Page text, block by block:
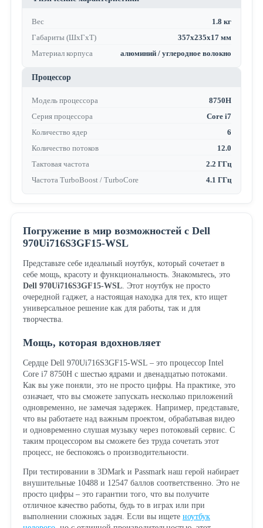
Вес
1.8 кг
Габариты (ШхГхТ)
357x235x17 мм
Материал корпуса
алюминий / углеродное волокно
Процессор
Модель процессора
8750H
Серия процессора
Core i7
Количество ядер
6
Количество потоков
12.0
Тактовая частота
2.2 ГГц
Частота TurboBoost / TurboCore
4.1 ГГц
Погружение в мир возможностей с Dell
970Ui716S3GF15-WSL
Представьте себе идеальный ноутбук, который сочетает в
себе мощь, красоту и функциональность. Знакомьтесь, это
Dell 970Ui716S3GF15-WSL. Этот ноутбук не просто
очередной гаджет, а настоящая находка для тех, кто ищет
универсальное решение как для работы, так и для
творчества.
Мощь, которая вдохновляет
Сердце Dell 970Ui716S3GF15-WSL – это процессор Intel
Core i7 8750H с шестью ядрами и двенадцатью потоками.
Как вы уже поняли, это не просто цифры. На практике, это
означает, что вы сможете запускать несколько приложений
одновременно, не замечая задержек. Например, представьте,
что вы работаете над важным проектом, обрабатывая видео
и одновременно слушая музыку через потоковый сервис. С
таким процессором вы сможете без труда сочетать этот
процесс, не беспокоясь о производительности.
При тестировании в 3DMark и Passmark наш герой набирает
внушительные 10488 и 12547 баллов соответственно. Это не
просто цифры – это гарантии того, что вы получите
отличное качество работы, будь то в играх или при
выполнении сложных задач. Если вы ищете ноутбук